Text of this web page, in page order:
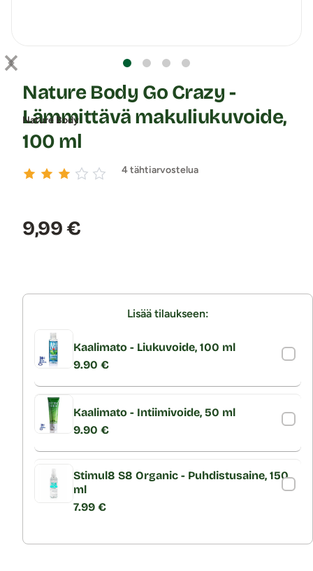
Nature Body
Nature Body Go Crazy -
Lämmittävä makuliukuvoide,
100 ml
4 tähtiarvostelua
Hinta:
9,99 €
Lisää tilaukseen:
Kaalimato - Liukuvoide, 100 ml
9.90 €
Kaalimato - Intiimivoide, 50 ml
9.90 €
Stimul8 S8 Organic - Puhdistusaine, 150
ml
7.99 €